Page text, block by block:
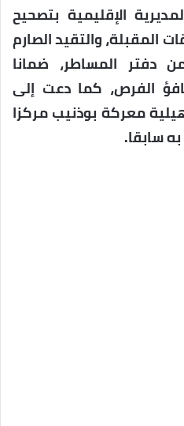
الإقليمية بتصحيح
المقبلة، والتقيد الصارم
المادة 47 من دفتر المساطر، ضمانا
الفرص، كما دعت إلى
معركة بوذنيب مركزا
سابقا.